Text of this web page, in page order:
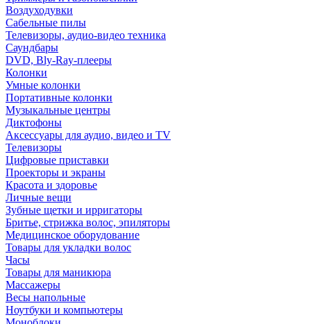
Воздуходувки
Сабельные пилы
Телевизоры, аудио-видео техника
Саундбары
DVD, Bly-Ray-плееры
Колонки
Умные колонки
Портативные колонки
Музыкальные центры
Диктофоны
Аксессуары для аудио, видео и TV
Телевизоры
Цифровые приставки
Проекторы и экраны
Красота и здоровье
Личные вещи
Зубные щетки и ирригаторы
Бритье, стрижка волос, эпиляторы
Медицинское оборудование
Товары для укладки волос
Часы
Товары для маникюра
Массажеры
Весы напольные
Ноутбуки и компьютеры